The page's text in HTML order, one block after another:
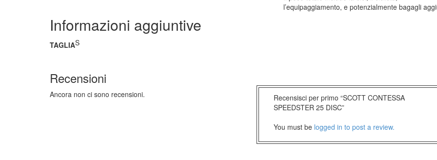
l’equipaggiamento, e potenzialmente bagagli
Informazioni aggiuntive
TAGLIAS
Recensioni
Ancora non ci sono recensioni.
Recensisci per primo “SCOTT CONTESSA
SPEEDSTER 25 DISC”
You must be logged in to post a review.